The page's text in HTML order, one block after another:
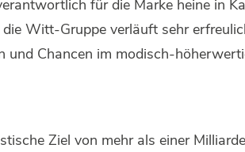
für die Marke heine in
Witt-Gruppe verläuft sehr
Chancen im modisch-
Ziel von mehr als einer